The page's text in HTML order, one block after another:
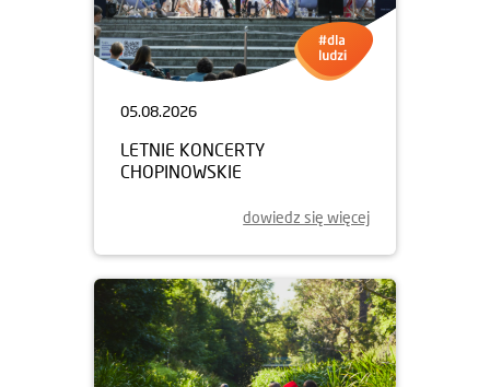
05.08.2026
LETNIE KONCERTY
CHOPINOWSKIE
dowiedz się więcej